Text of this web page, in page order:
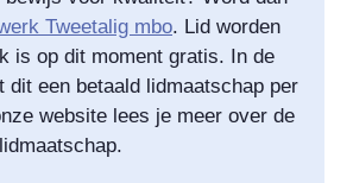
Tweetalig mbo. Lid worden
is op dit moment gratis. In de
dit een betaald lidmaatschap per
website lees je meer over de